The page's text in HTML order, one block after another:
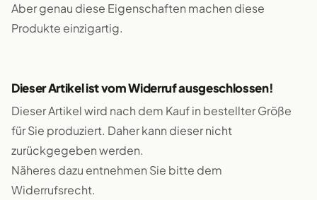
Aber genau diese Eigenschaften machen diese
Produkte einzigartig.
Dieser Artikel ist vom Widerruf ausgeschlossen!
Dieser Artikel wird nach dem Kauf in bestellter Größe
für Sie produziert. Daher kann dieser nicht
zurückgegeben werden.
Näheres dazu entnehmen Sie bitte dem
Widerrufsrecht.